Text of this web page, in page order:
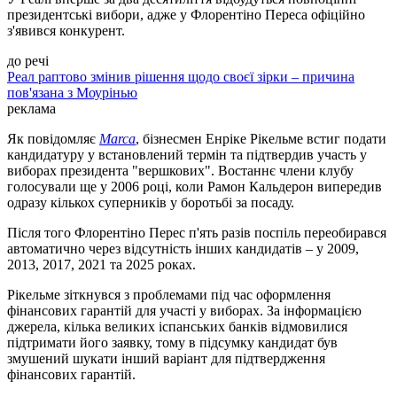
президентські вибори, адже у Флорентіно Переса офіційно
з'явився конкурент.
до речі
Реал раптово змінив рішення щодо своєї зірки – причина
пов'язана з Моурінью
реклама
Як повідомляє Marca, бізнесмен Енріке Рікельме встиг подати
кандидатуру у встановлений термін та підтвердив участь у
виборах президента "вершкових". Востаннє члени клубу
голосували ще у 2006 році, коли Рамон Кальдерон випередив
одразу кількох суперників у боротьбі за посаду.
Після того Флорентіно Перес п'ять разів поспіль переобирався
автоматично через відсутність інших кандидатів – у 2009,
2013, 2017, 2021 та 2025 роках.
Рікельме зіткнувся з проблемами під час оформлення
фінансових гарантій для участі у виборах. За інформацією
джерела, кілька великих іспанських банків відмовилися
підтримати його заявку, тому в підсумку кандидат був
змушений шукати інший варіант для підтвердження
фінансових гарантій.